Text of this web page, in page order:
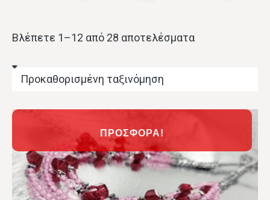
Βλέπετε 1–12 από 28 αποτελέσματα
ΠΡΟΣΦΟΡΆ!